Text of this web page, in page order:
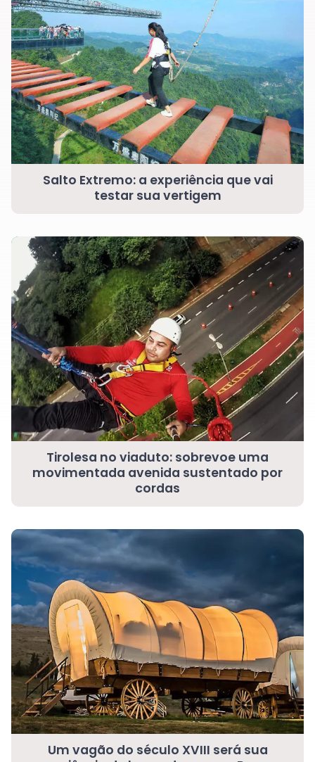
Salto Extremo: a experiência que vai
testar sua vertigem
Tirolesa no viaduto: sobrevoe uma
movimentada avenida sustentado por
cordas
Um vagão do século XVIII será sua